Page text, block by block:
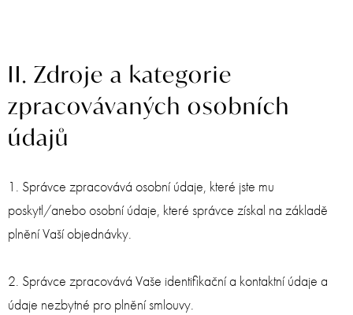
II. Zdroje a kategorie
zpracovávaných osobních
údajů
1. Správce zpracovává osobní údaje, které jste mu
poskytl/anebo osobní údaje, které správce získal na základě
plnění Vaší objednávky.
2. Správce zpracovává Vaše identifikační a kontaktní údaje a
údaje nezbytné pro plnění smlouvy.